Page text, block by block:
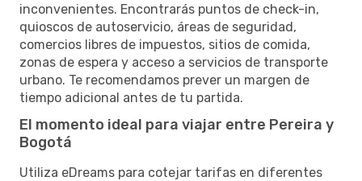
inconvenientes. Encontrarás puntos de check-in,
quioscos de autoservicio, áreas de seguridad,
comercios libres de impuestos, sitios de comida,
zonas de espera y acceso a servicios de transporte
urbano. Te recomendamos prever un margen de
tiempo adicional antes de tu partida.
El momento ideal para viajar entre Pereira y
Bogotá
Utiliza eDreams para cotejar tarifas en diferentes